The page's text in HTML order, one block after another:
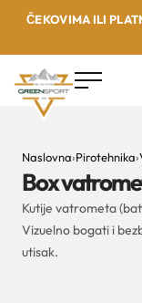
ČEKOVIMA ILI
Naslovna›Pirotehnika›
Box
Kutije vatrometa
Vizuelno bogati i
utisak.